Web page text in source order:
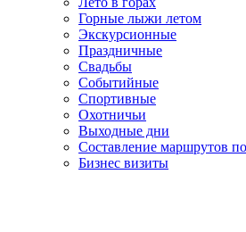
Горные лыжи летом
Экскурсионные
Праздничные
Свадьбы
Событийные
Спортивные
Охотничьи
Выходные дни
Составление маршрутов
Бизнес визиты